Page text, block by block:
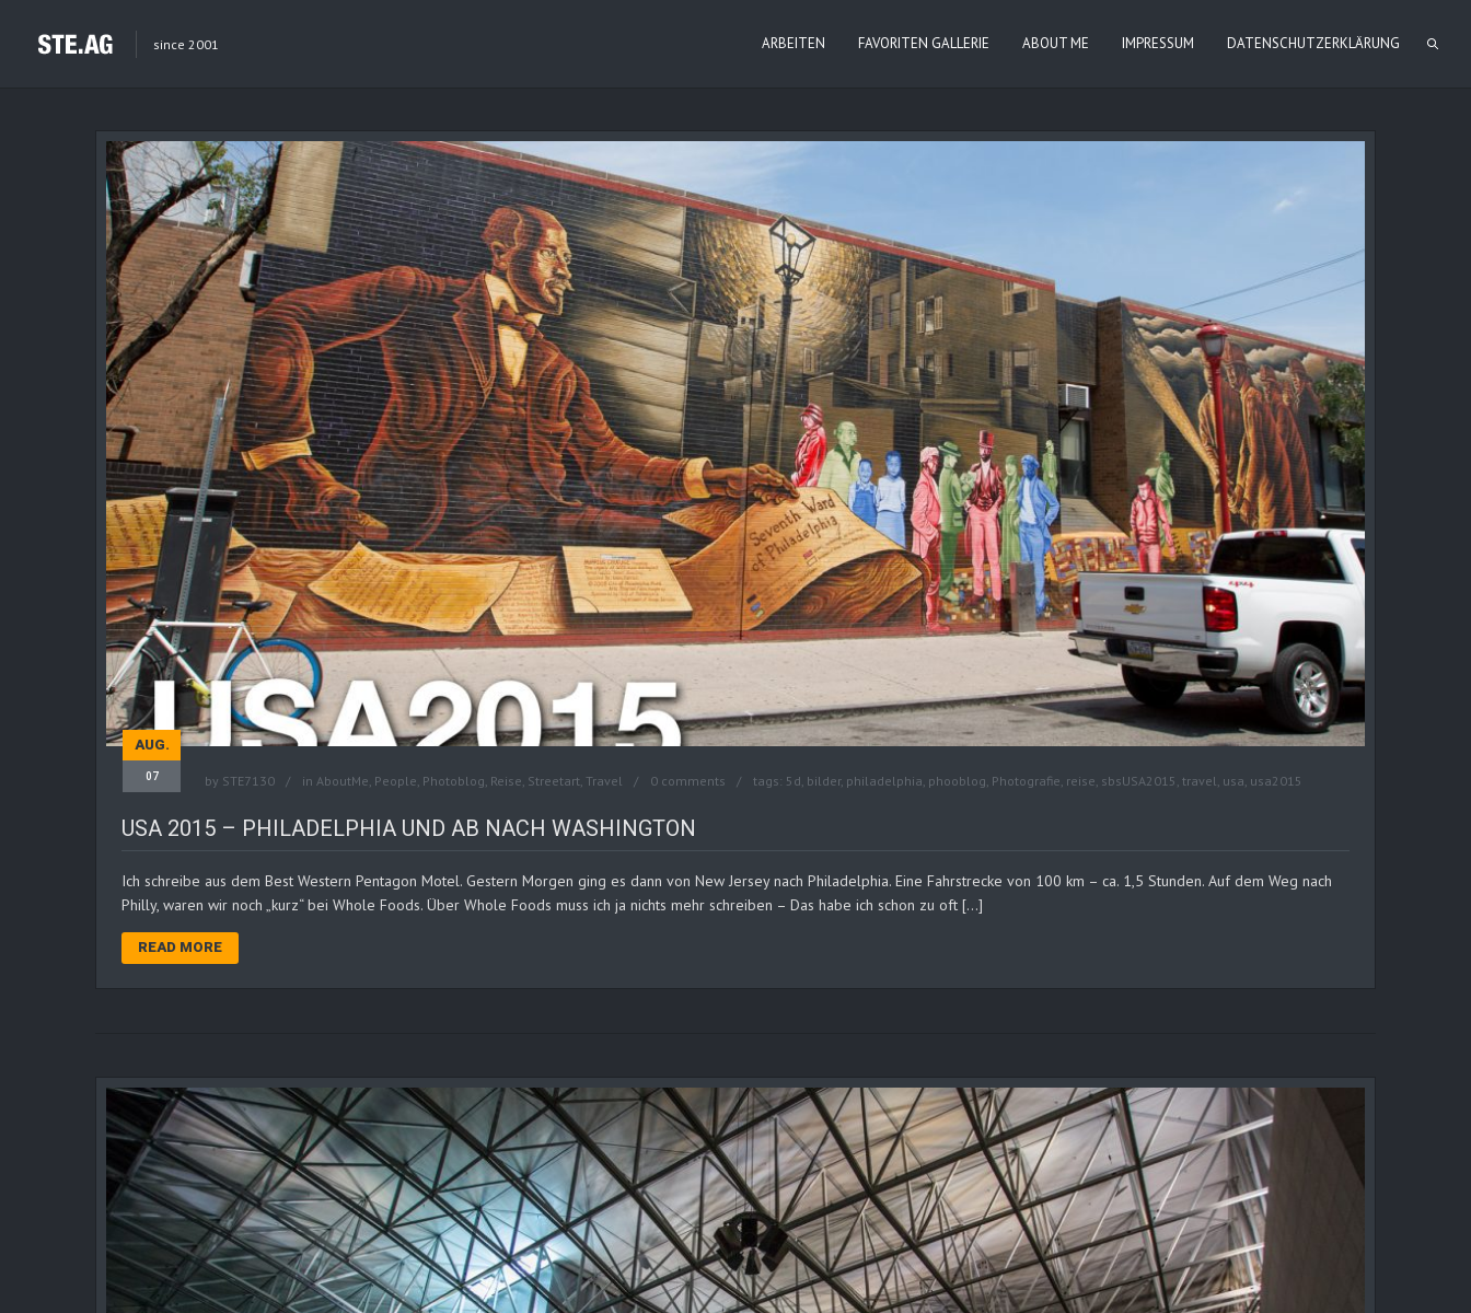
since 2001 ARBEITEN FAVORITEN GALLERIE ABOUT ME IMPRESSUM DATENSCHUTZERKLÄRUNG
AUG.
07 by STE7130 in AboutMe, People, Photoblog, Reise, Streetart, Travel 0 comments tags: 5d, bilder, philadelphia, phooblog, Photografie, reise, sbsUSA2015 , travel, usa, usa2015
USA 2015 – PHILADELPHIA UND AB NACH WASHINGTON
Ich schreibe aus dem Best Western Pentagon Motel. Gestern Morgen ging es dann von New Jersey nach Philadelphia. Eine Fahrstrecke von 100 km – ca. 1,5 Stunden. Auf dem Weg nach
Philly, waren wir noch „kurz“ bei Whole Foods. Über Whole Foods muss ich ja nichts mehr schreiben – Das habe ich schon zu oft […]
READ MORE